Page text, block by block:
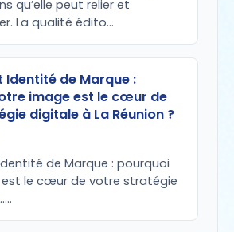
qu’elle peut relier et
La qualité édito…
Identité de Marque :
image est le cœur de
digitale à La Réunion ?
de Marque : pourquoi
le cœur de votre stratégie